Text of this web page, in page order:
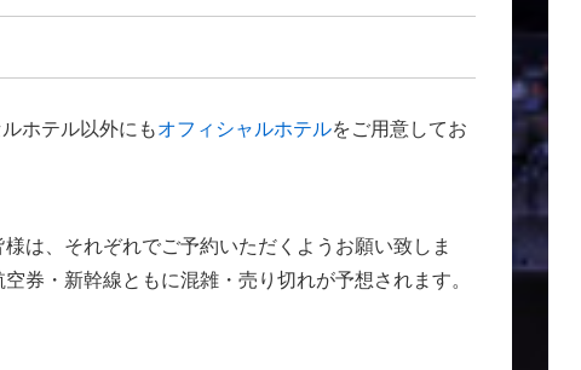
ホテル以外にもオフィシャルホテルをご用意してお
は、それぞれでご予約いただくようお願い致しま
券・新幹線ともに混雑・売り切れが予想されます。